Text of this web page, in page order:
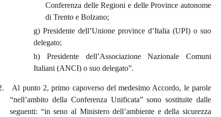
Conferenza delle Regioni e delle Province autonome
di Trento e Bolzano;
g) Presidente dell’Unione province d’Italia (UPI) o suo
delegato;
h) Presidente dell’Associazione Nazionale Comuni
Italiani (ANCI) o suo delegato”.
Al punto 2, primo capoverso del medesimo Accordo, le parole
“nell’ambito della Conferenza Unificata” sono sostituite dalle
seguenti: “in seno al Ministero dell’ambiente e della sicurezza